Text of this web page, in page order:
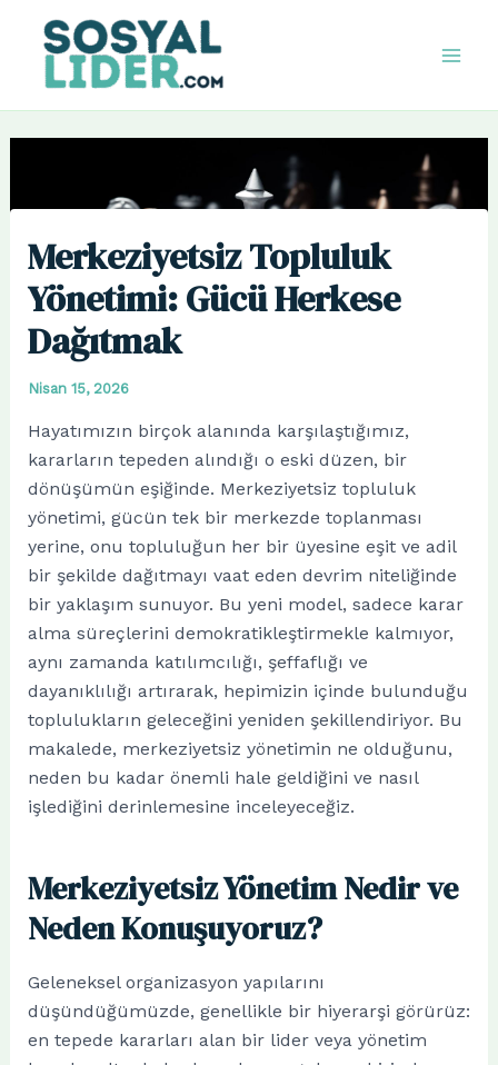
Merkeziyetsiz Topluluk
Yönetimi: Gücü Herkese
Dağıtmak
Nisan 15, 2026
Hayatımızın birçok alanında karşılaştığımız,
kararların tepeden alındığı o eski düzen, bir
dönüşümün eşiğinde. Merkeziyetsiz topluluk
yönetimi, gücün tek bir merkezde toplanması
yerine, onu topluluğun her bir üyesine eşit ve adil
bir şekilde dağıtmayı vaat eden devrim niteliğinde
bir yaklaşım sunuyor. Bu yeni model, sadece karar
alma süreçlerini demokratikleştirmekle kalmıyor,
aynı zamanda katılımcılığı, şeffaflığı ve
dayanıklılığı artırarak, hepimizin içinde bulunduğu
toplulukların geleceğini yeniden şekillendiriyor. Bu
makalede, merkeziyetsiz yönetimin ne olduğunu,
neden bu kadar önemli hale geldiğini ve nasıl
işlediğini derinlemesine inceleyeceğiz.
Merkeziyetsiz Yönetim Nedir ve
Neden Konuşuyoruz?
Geleneksel organizasyon yapılarını
düşündüğümüzde, genellikle bir hiyerarşi görürüz:
en tepede kararları alan bir lider veya yönetim